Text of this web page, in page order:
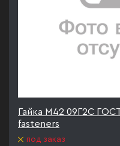
Гайка М42 09Г2С
fasteners
под заказ